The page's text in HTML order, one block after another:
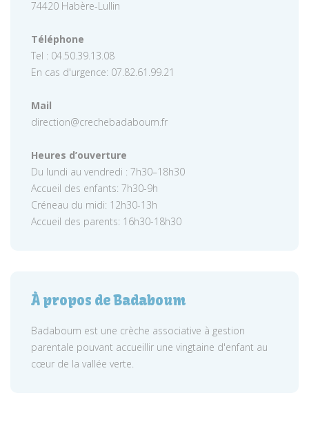
74420 Habère-Lullin
Téléphone
Tel : 04.50.39.13.08
En cas d'urgence: 07.82.61.99.21
Mail
direction@crechebadaboum.fr
Heures d’ouverture
Du lundi au vendredi : 7h30–18h30
Accueil des enfants: 7h30-9h
Créneau du midi: 12h30-13h
Accueil des parents: 16h30-18h30
À propos de Badaboum
Badaboum est une crèche associative à gestion
parentale pouvant accueillir une vingtaine d'enfant au
cœur de la vallée verte.